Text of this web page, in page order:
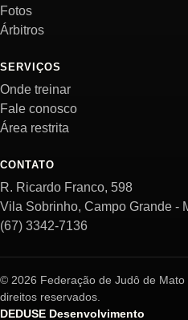
Fotos
Árbitros
SERVIÇOS
Onde treinar
Fale conosco
Área restrita
CONTATO
R. Ricardo Franco, 598
Vila Sobrinho, Campo Grande -
(67) 3342-7136
© 2026 Federação de Judô de Mato
direitos reservados.
DEDUSE Desenvolvimento